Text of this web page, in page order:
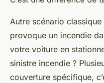
Autre scénario
provoque un incendie
votre voiture en
sinistre incendie ?
couverture spécifique,